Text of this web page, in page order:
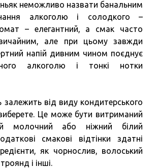
неможливо назвати банальним
алкоголю і солодкого –
– елегантний, а смак часто
але при цьому завжди
напій дивним чином поєднує
алкоголю і тонкі нотки
залежить від виду кондитерського
Це може бути витриманий
молочний або ніжний білий
смакові відтінки здатні
як чорнослив, волоський
і інші.